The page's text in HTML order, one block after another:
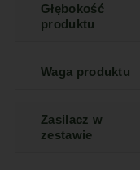
Głębokość
produktu
Waga produktu
Zasilacz w
zestawie